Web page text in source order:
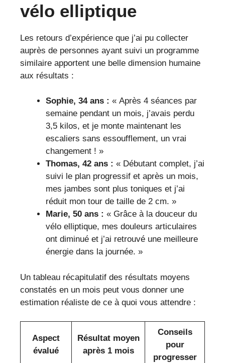
vélo elliptique
Les retours d’expérience que j’ai pu collecter
auprès de personnes ayant suivi un programme
similaire apportent une belle dimension humaine
aux résultats :
Sophie, 34 ans : « Après 4 séances par
semaine pendant un mois, j’avais perdu
3,5 kilos, et je monte maintenant les
escaliers sans essoufflement, un vrai
changement ! »
Thomas, 42 ans : « Débutant complet, j’ai
suivi le plan progressif et après un mois,
mes jambes sont plus toniques et j’ai
réduit mon tour de taille de 2 cm. »
Marie, 50 ans : « Grâce à la douceur du
vélo elliptique, mes douleurs articulaires
ont diminué et j’ai retrouvé une meilleure
énergie dans la journée. »
Un tableau récapitulatif des résultats moyens
constatés en un mois peut vous donner une
estimation réaliste de ce à quoi vous attendre :
Aspect
évalué
Résultat moyen
après 1 mois
Conseils
pour
progresser